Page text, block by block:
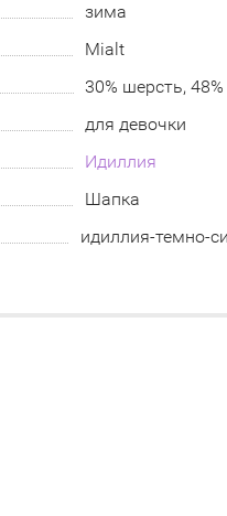
зима
Mialt
30% шерсть,
для девочки
Идиллия
Шапка
идиллия-темно-